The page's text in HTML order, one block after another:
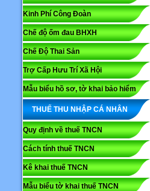
Kinh Phí Công Đoàn
Chế độ ốm đau BHXH
Chế Độ Thai Sản
Trợ Cấp Hưu Trí Xã Hội
Mẫu biểu hồ sơ, tờ khai bảo hiểm
THUẾ THU NHẬP CÁ NHÂN
Quy định về thuế TNCN
Cách tính thuế TNCN
Kê khai thuế TNCN
Mẫu biểu tờ khai thuế TNCN